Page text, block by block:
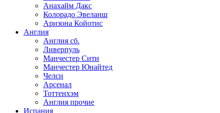
Анахайм Дакс
Колорадо Эвеланш
Аризона Койотис
Англия
Англия сб.
Ливерпуль
Манчестер Сити
Манчестер Юнайтед
Челси
Арсенал
Тоттенхэм
Англия прочие
Испания